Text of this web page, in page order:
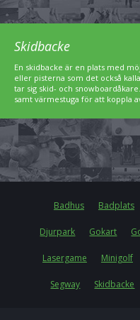
Skidbacke
En skidbacke är en plats med
eller pisterna som det också
tar sig skid- och
samt värmestuga för att koppla
Badhus Badplats
Djurpark Gokart
Lasergame Minigolf
Segway Skidbacke